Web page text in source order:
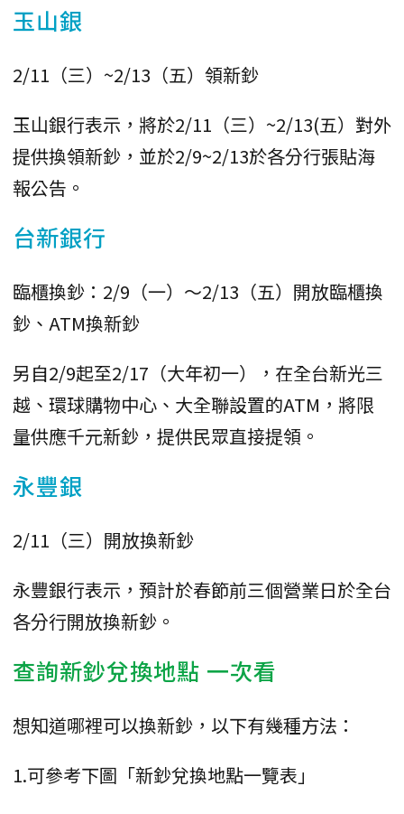
玉山銀
2/11（三）~2/13（五）領新鈔
玉山銀行表示，將於2/11（三）~2/13(五）對外
提供換領新鈔，並於2/9~2/13於各分行張貼海
報公告。
台新銀行
臨櫃換鈔：2/9（一）～2/13（五）開放臨櫃換
鈔、ATM換新鈔
另自2/9起至2/17（大年初一），在全台新光三
越、環球購物中心、大全聯設置的ATM，將限
量供應千元新鈔，提供民眾直接提領。
永豐銀
2/11（三）開放換新鈔
永豐銀行表示，預計於春節前三個營業日於全台
各分行開放換新鈔。
查詢新鈔兌換地點 一次看
想知道哪裡可以換新鈔，以下有幾種方法：
1.可參考下圖「新鈔兌換地點一覽表」